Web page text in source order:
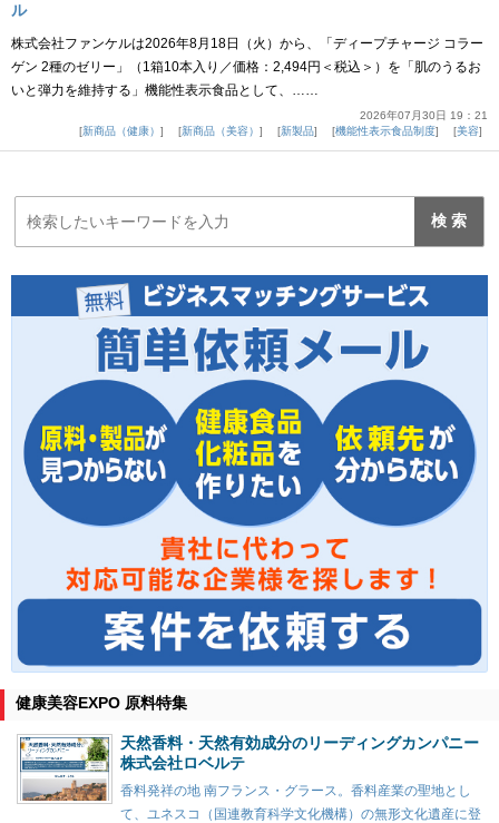
ル
株式会社ファンケルは2026年8月18日（火）から、「ディープチャージ コラー
ゲン 2種のゼリー」（1箱10本入り／価格：2,494円＜税込＞）を「肌のうるお
いと弾力を維持する」機能性表示食品として、……
2026年07月30日 19：21
新商品（健康）
新商品（美容） 新製品 機能性表示食品制度 美容
健康美容EXPO 原料特集
天然香料・天然有効成分のリーディングカンパニー
株式会社ロベルテ
香料発祥の地 南フランス・グラース。香料産業の聖地とし
て、ユネスコ（国連教育科学文化機構）の無形文化遺産に登